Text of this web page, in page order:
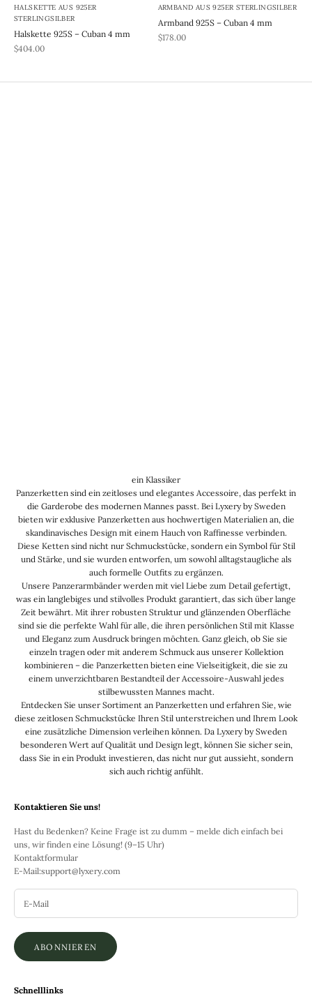
HALSKETTE AUS 925ER
STERLINGSILBER
Halskette 925S – Cuban 4 mm
REA-pris
$404.00
ARMBAND AUS 925ER STERLINGSILBER
Armband 925S – Cuban 4 mm
REA-pris
$178.00
ein Klassiker
Panzerketten sind ein zeitloses und elegantes Accessoire, das perfekt in
die Garderobe des modernen Mannes passt. Bei Lyxery by Sweden
bieten wir exklusive Panzerketten aus hochwertigen Materialien an, die
skandinavisches Design mit einem Hauch von Raffinesse verbinden.
Diese Ketten sind nicht nur Schmuckstücke, sondern ein Symbol für Stil
und Stärke, und sie wurden entworfen, um sowohl alltagstaugliche als
auch formelle Outfits zu ergänzen.
Unsere Panzerarmbänder werden mit viel Liebe zum Detail gefertigt,
was ein langlebiges und stilvolles Produkt garantiert, das sich über lange
Zeit bewährt. Mit ihrer robusten Struktur und glänzenden Oberfläche
sind sie die perfekte Wahl für alle, die ihren persönlichen Stil mit Klasse
und Eleganz zum Ausdruck bringen möchten. Ganz gleich, ob Sie sie
einzeln tragen oder mit anderem Schmuck aus unserer Kollektion
kombinieren – die Panzerketten bieten eine Vielseitigkeit, die sie zu
einem unverzichtbaren Bestandteil der Accessoire-Auswahl jedes
stilbewussten Mannes macht.
Entdecken Sie unser Sortiment an Panzerketten und erfahren Sie, wie
diese zeitlosen Schmuckstücke Ihren Stil unterstreichen und Ihrem Look
eine zusätzliche Dimension verleihen können. Da Lyxery by Sweden
besonderen Wert auf Qualität und Design legt, können Sie sicher sein,
dass Sie in ein Produkt investieren, das nicht nur gut aussieht, sondern
sich auch richtig anfühlt.
Kontaktieren Sie uns!
Hast du Bedenken? Keine Frage ist zu dumm – melde dich einfach bei
uns, wir finden eine Lösung! (9–15 Uhr)
Kontaktformular
E-Mail:support@lyxery.com
ABONNIEREN
Schnelllinks